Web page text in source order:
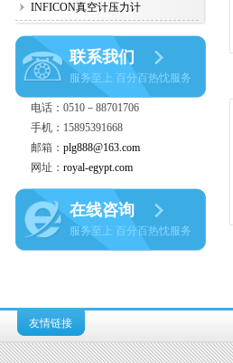
INFICON真空计压力计
联系我们
服务至上 百分百热忱服务
电话：0510－88701706
手机：15895391668
邮箱： plg888@163.com
网址： royal-egypt.com
在线咨询
服务至上 百分百热忱服务
友情链接